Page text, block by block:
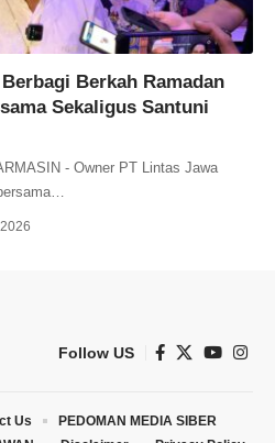
Berkah Ramadan
Sekaligus Santuni
- Owner PT Lintas Jawa
Follow US
Us
PEDOMAN MEDIA SIBER